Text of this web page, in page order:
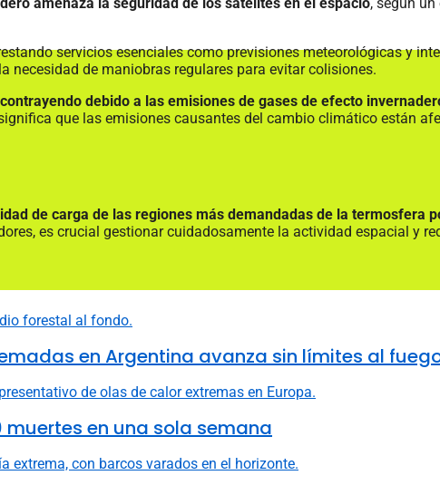
servicios esenciales como previsiones meteorológicas y
necesidad de maniobras regulares para evitar colisiones.
debido a las emisiones de gases de efecto
que las emisiones causantes del cambio climático están
de carga de las regiones más demandadas de la termosfera
es crucial gestionar cuidadosamente la actividad espacial y
en Argentina avanza sin límites al
en una sola semana